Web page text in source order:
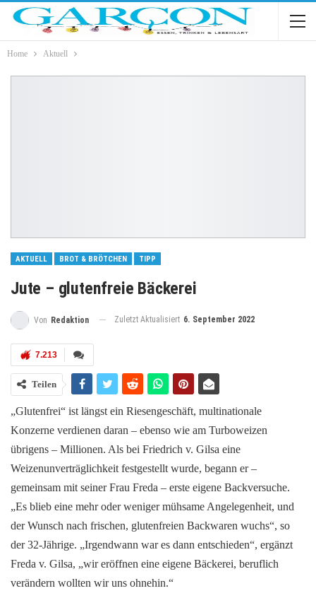
Home Aktuell
AKTUELL BROT & BRÖTCHEN TIPP
Jute – glutenfreie Bäckerei
Von Redaktion Zuletzt Aktualisiert 6. September 2022
7.213
Teilen
„Glutenfrei“ ist längst ein Riesengeschäft, multinationale
Konzerne verdienen daran – ebenso wie am Turboweizen
übrigens – Millionen. Als bei Friedrich v. Gilsa eine
Weizenunverträglichkeit festgestellt wurde, begann er –
gemeinsam mit seiner Frau Freda – erste eigene Backversuche.
„Es blieb eine mehr oder weniger mühsame Angelegenheit, und
der Wunsch nach frischen, glutenfreien Backwaren wuchs“, so
der 32-Jährige. „Irgendwann war es dann entschieden“, ergänzt
Freda v. Gilsa, „wir eröffnen eine eigene Bäckerei, beruflich
verändern wollten wir uns ohnehin.“